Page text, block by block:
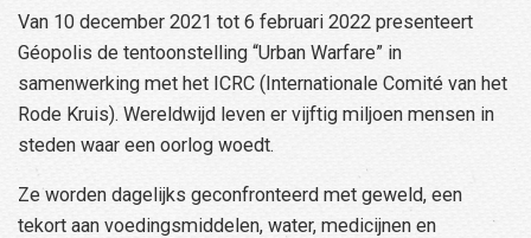
Van 10 december 2021 tot 6 februari 2022 presenteert
Géopolis de tentoonstelling “Urban Warfare” in
samenwerking met het ICRC (Internationale Comité van het
Rode Kruis). Wereldwijd leven er vijftig miljoen mensen in
steden waar een oorlog woedt.
Ze worden dagelijks geconfronteerd met geweld, een
tekort aan voedingsmiddelen, water, medicijnen en